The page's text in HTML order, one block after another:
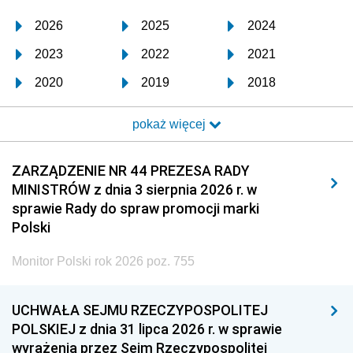
2026 2025 2024
2023 2022 2021
2020 2019 2018
2017 2016 2015
2014 2013 2012
2011 2010 2009
2008 2007 2006
2005
1996 1995 1994
1993 1992 1991
pokaż więcej
ZARZĄDZENIE NR 44 PREZESA RADY
MINISTRÓW z dnia 3 sierpnia 2026 r. w
sprawie Rady do spraw promocji marki
Polski
Monitor Polski rok 2026 poz. 755
UCHWAŁA SEJMU RZECZYPOSPOLITEJ
POLSKIEJ z dnia 31 lipca 2026 r. w sprawie
wyrażenia przez Sejm Rzeczypospolitej